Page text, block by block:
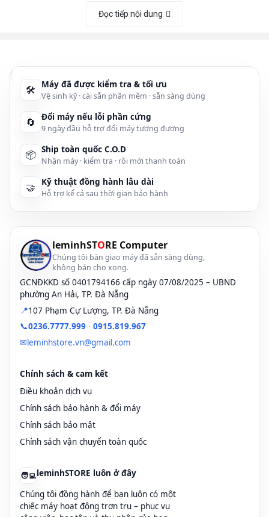
Online hoặc qua điện thoại:0915 81 99 67
Thông tin liên hệ:
📌Địa chỉ: 107 Phạm Cự Lượng, TP Đà Nẵng
Điện thoại:0236.7777.999 (Hotline)
Hotline:0915 81 99 67 (Zalo)
Website:http://leminhstore.vn/
Đọc tiếp nội dung
🛠 Máy đã được kiểm tra & tối ưu
Vệ sinh kỹ · cài sẵn phần mềm · sẵn sàng dùng
🔄 Đổi máy nếu lỗi phần cứng
9 ngày đầu hỗ trợ đổi máy tương đương
📦 Ship toàn quốc C.O.D
Nhận máy · kiểm tra · rồi mới thanh toán
🤝 Kỹ thuật đồng hành lâu dài
Hỗ trợ kể cả sau thời gian bảo hành
leminhSTORE Computer
Chúng tôi bàn giao máy đã sẵn sàng dùng,
không bán cho xong.
GCNĐKKD số 0401794166 cấp ngày 07/08/2025 – UBND
phường An Hải, TP. Đà Nẵng
📍107 Phạm Cự Lượng, TP. Đà Nẵng
📞0236.7777.999 · 0915.819.967
✉leminhstore.vn@gmail.com
Chính sách & cam kết
Điều khoản dịch vụ
Chính sách bảo hành & đổi máy
Chính sách bảo mật
Chính sách vận chuyển toàn quốc
🧑‍💻leminhSTORE luôn ở đây
Chúng tôi đồng hành để bạn luôn có một
chiếc máy hoạt động trơn tru – phục vụ